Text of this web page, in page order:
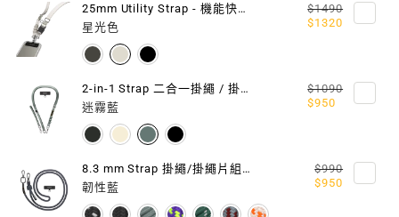
能
掛
繩
隨
包
能
掛
繩
行
包
25mm Utility Strap - 機能快扣掛繩 / 掛繩片組
星光色
$1490
$1320
2-in-1 Strap 二合一掛繩 / 掛繩片組
迷霧藍
$1090
$950
8.3 mm Strap 掛繩/掛繩片組 (相容 iOS / Android 手機殼)
韌性藍
$990
$950